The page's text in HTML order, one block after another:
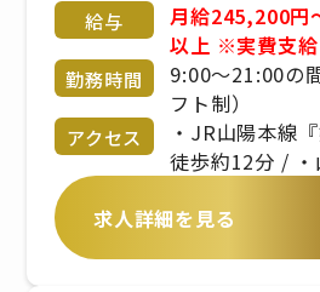
給与
月給245,200円
以上 ※実費支
円） ※食事手
あり ※賞与あ
力考慮 応相談
勤務時間
9:00〜21:00の
フト制）
アクセス
・JR山陽本線
徒歩約12分 /
駅』より北へ
求人詳細を見る